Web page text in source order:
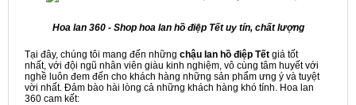
Hoa lan 360 - Shop hoa lan hồ điệp Tết uy tín, chất lượng
Tại đây, chún­­g tôi mang đến những chậu lan hồ điệp Tết giá tốt
nhất, với đội ngũ nhân viên giàu kinh nghiệm, vô cùng tâm huyết với
nghề luôn đem đến cho khách hàng những sản phẩm ưng ý và tuyệt
vời nhất. Đảm bào hài lòng cả những khách hàng khó tính. Hoa lan
360 cam kết: